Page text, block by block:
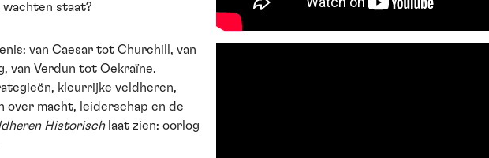
staat?
van Caesar tot Churchill, van
van Verdun tot Oekraïne.
kleurrijke veldheren,
over macht, leiderschap en de
Historisch laat zien: oorlog